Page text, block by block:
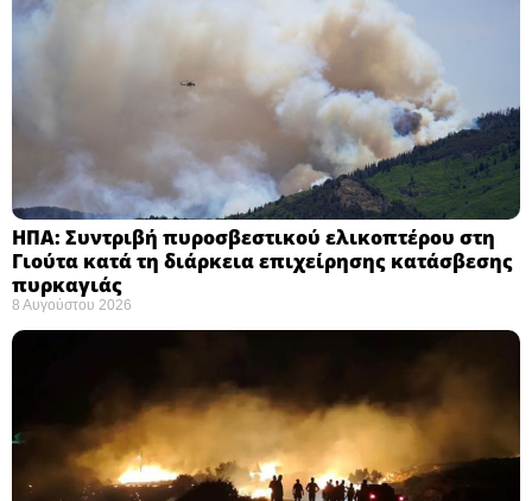
ΗΠΑ: Συντριβή πυροσβεστικού ελικοπτέρου στη
Γιούτα κατά τη διάρκεια επιχείρησης κατάσβεσης
πυρκαγιάς ​
8 Αυγούστου 2026